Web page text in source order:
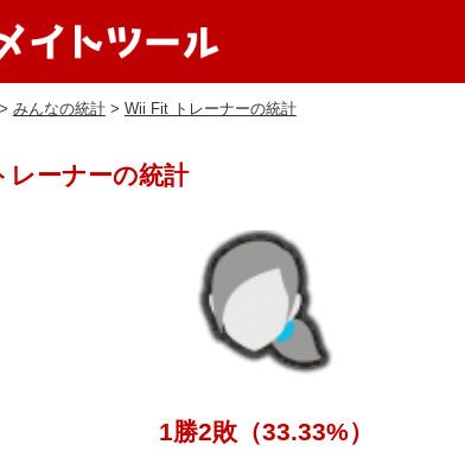
みんなの統計> Wii Fit トレーナーの統計
ーナーの統計
1勝2敗（33.33%）